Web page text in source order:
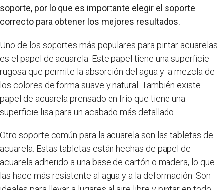
soporte, por lo que es importante elegir el soporte
correcto para obtener los mejores resultados.
Uno de los soportes más populares para pintar acuarelas
es el papel de acuarela. Este papel tiene una superficie
rugosa que permite la absorción del agua y la mezcla de
los colores de forma suave y natural. También existe
papel de acuarela prensado en frío que tiene una
superficie lisa para un acabado más detallado.
Otro soporte común para la acuarela son las tabletas de
acuarela. Estas tabletas están hechas de papel de
acuarela adherido a una base de cartón o madera, lo que
las hace más resistente al agua y a la deformación. Son